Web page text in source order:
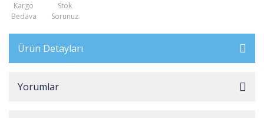
Kargo
Bedava
Stok
Sorunuz
Ürün Detayları
Yorumlar